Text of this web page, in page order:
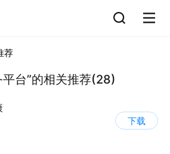
荐
台”的相关推荐(28)
下载